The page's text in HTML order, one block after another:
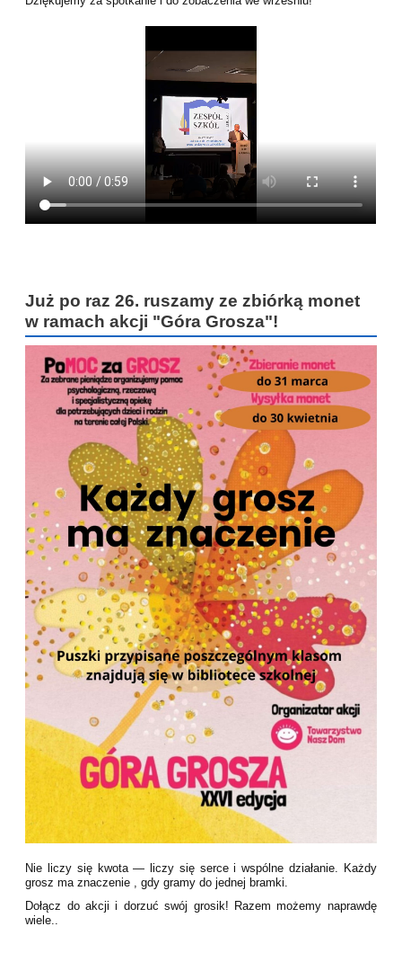
Już po raz 26. ruszamy ze zbiórką monet
w ramach akcji "Góra Grosza"!
Nie liczy się kwota — liczy się serce i wspólne działanie. Każdy
grosz ma znaczenie , gdy gramy do jednej bramki.
Dołącz do akcji i dorzuć swój grosik! Razem możemy naprawdę
wiele..